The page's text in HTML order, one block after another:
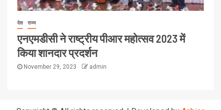
देश राज्य
एनएमडीसी ने राष्ट्रीय पीआर महोत्सव 2023 में
किया शानदार प्रदर्शन
November 29, 2023 admin